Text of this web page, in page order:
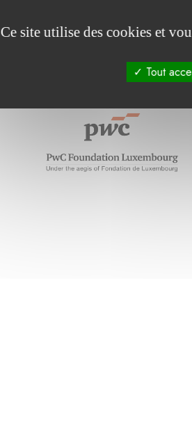
Ce site utilise des cookies et
Tout